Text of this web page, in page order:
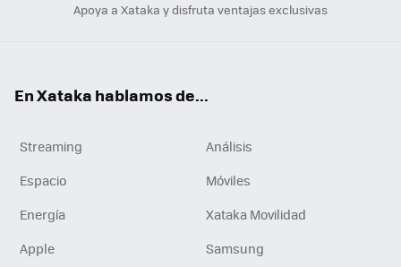
Apoya a Xataka y disfruta ventajas exclusivas
En Xataka hablamos de...
Streaming
Análisis
Espacio
Móviles
Energía
Xataka Movilidad
Apple
Samsung